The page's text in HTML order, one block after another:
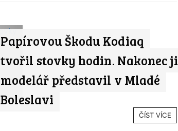
Papírovou Škodu Kodiaq
tvořil stovky hodin. Nakonec ji
modelář představil v Mladé
Boleslavi
ČÍST VÍCE